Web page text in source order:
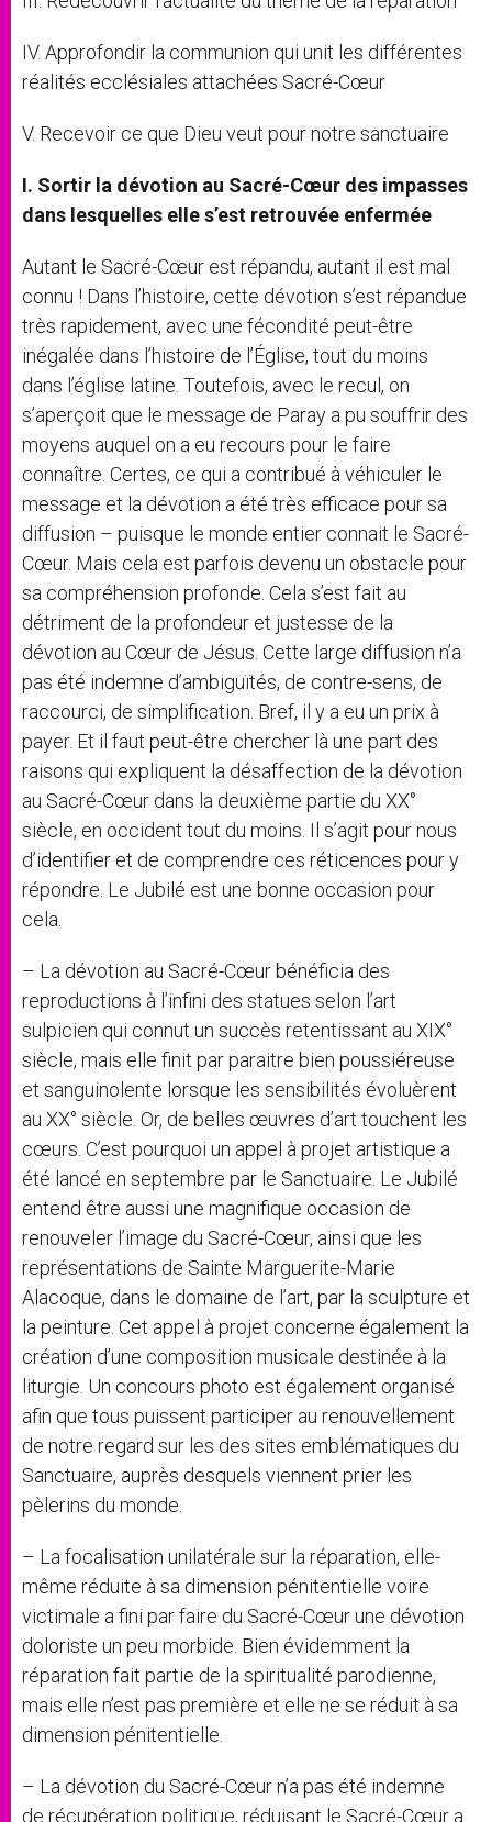
IV. Approfondir la communion qui unit les différentes
réalités ecclésiales attachées Sacré-Cœur
V. Recevoir ce que Dieu veut pour notre sanctuaire
I. Sortir la dévotion au Sacré-Cœur des impasses
dans lesquelles elle s’est retrouvée enfermée
Autant le Sacré-Cœur est répandu, autant il est mal
connu ! Dans l’histoire, cette dévotion s’est répandue
très rapidement, avec une fécondité peut-être
inégalée dans l’histoire de l’Église, tout du moins
dans l’église latine. Toutefois, avec le recul, on
s’aperçoit que le message de Paray a pu souffrir des
moyens auquel on a eu recours pour le faire
connaître. Certes, ce qui a contribué à véhiculer le
message et la dévotion a été très efficace pour sa
diffusion – puisque le monde entier connait le Sacré-
Cœur. Mais cela est parfois devenu un obstacle pour
sa compréhension profonde. Cela s’est fait au
détriment de la profondeur et justesse de la
dévotion au Cœur de Jésus. Cette large diffusion n’a
pas été indemne d’ambiguïtés, de contre-sens, de
raccourci, de simplification. Bref, il y a eu un prix à
payer. Et il faut peut-être chercher là une part des
raisons qui expliquent la désaffection de la dévotion
au Sacré-Cœur dans la deuxième partie du XX°
siècle, en occident tout du moins. Il s’agit pour nous
d’identifier et de comprendre ces réticences pour y
répondre. Le Jubilé est une bonne occasion pour
cela.
– La dévotion au Sacré-Cœur bénéficia des
reproductions à l’infini des statues selon l’art
sulpicien qui connut un succès retentissant au XIX°
siècle, mais elle finit par paraitre bien poussiéreuse
et sanguinolente lorsque les sensibilités évoluèrent
au XX° siècle. Or, de belles œuvres d’art touchent les
cœurs. C’est pourquoi un appel à projet artistique a
été lancé en septembre par le Sanctuaire. Le Jubilé
entend être aussi une magnifique occasion de
renouveler l’image du Sacré-Cœur, ainsi que les
représentations de Sainte Marguerite-Marie
Alacoque, dans le domaine de l’art, par la sculpture et
la peinture. Cet appel à projet concerne également la
création d’une composition musicale destinée à la
liturgie. Un concours photo est également organisé
afin que tous puissent participer au renouvellement
de notre regard sur les des sites emblématiques du
Sanctuaire, auprès desquels viennent prier les
pèlerins du monde.
– La focalisation unilatérale sur la réparation, elle-
même réduite à sa dimension pénitentielle voire
victimale a fini par faire du Sacré-Cœur une dévotion
doloriste un peu morbide. Bien évidemment la
réparation fait partie de la spiritualité parodienne,
mais elle n’est pas première et elle ne se réduit à sa
dimension pénitentielle.
– La dévotion du Sacré-Cœur n’a pas été indemne
de récupération politique, réduisant le Sacré-Cœur a